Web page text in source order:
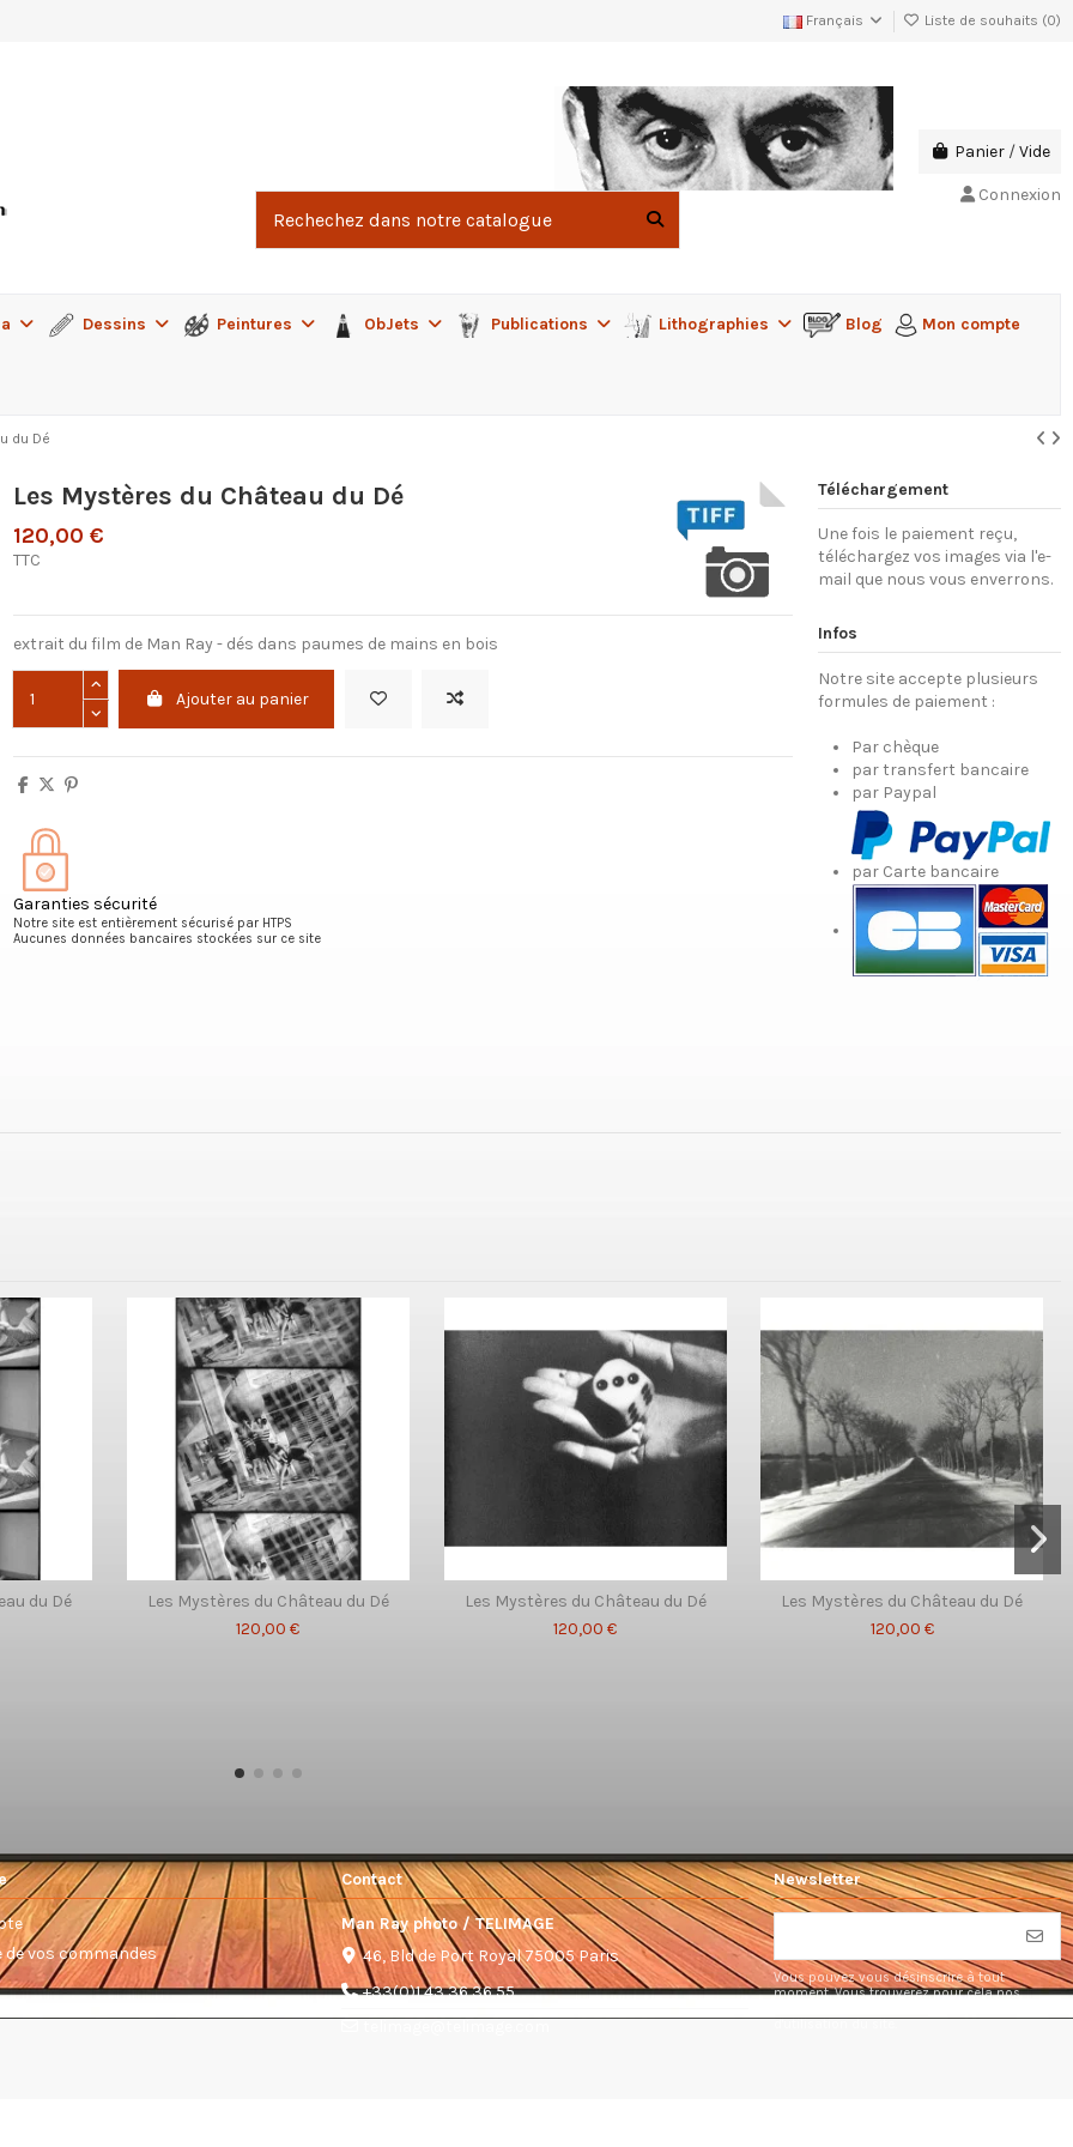
Français Liste de souhaits (0)
Panier /Vide
Connexion
Dessins Peintures ObJets Publications Lithographies Blog Mon compte
du Dé
Les Mystères du Château du Dé
120,00 €
TTC
extrait du film de Man Ray - dés dans paumes de mains en bois
Ajouter au panier
Garanties sécurité
Notre site est entièrement sécurisé par HTPS
Aucunes données bancaires stockées sur ce site
Téléchargement
Une fois le paiement reçu,
téléchargez vos images via l'e-
mail que nous vous enverrons.
Infos
Notre site accepte plusieurs
formules de paiement :
Par chèque
par transfert bancaire
par Paypal
par Carte bancaire
du Dé
Les Mystères du Château du Dé
120,00 €
Les Mystères du Château du Dé
120,00 €
Les Mystères du Château du Dé
120,00 €
de vos commandes
Contact
Man Ray photo / TELIMAGE
46, Bld de Port Royal 75005 Paris
+33(0)1 43 36 36 55
Newsletter
Vous pouvez vous désinscrire à tout
moment. Vous trouverez pour cela nos
d'utilisation du site.